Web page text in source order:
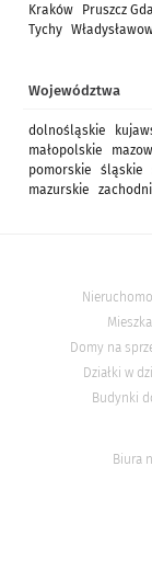
Kraków
Pruszcz
Tychy
Województwa
dolnośląskie
małopolskie
pomorskie
śląskie
mazurskie
Domy na
Działki w
Budynki
Biura